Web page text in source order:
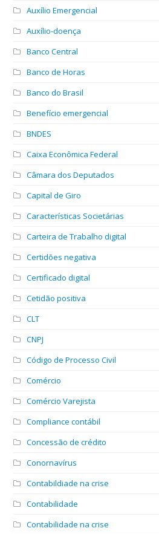
Auxílio Emergencial
Auxílio-doença
Banco Central
Banco de Horas
Banco do Brasil
Benefício emergencial
BNDES
Caixa Econômica Federal
Câmara dos Deputados
Capital de Giro
Características Societárias
Carteira de Trabalho digital
Certidões negativa
Certificado digital
Cetidão positiva
CLT
CNPJ
Código de Processo Civil
Comércio
Comércio Varejista
Compliance contábil
Concessão de crédito
Conornavírus
Contabildiade na crise
Contabilidade
Contabilidade na crise